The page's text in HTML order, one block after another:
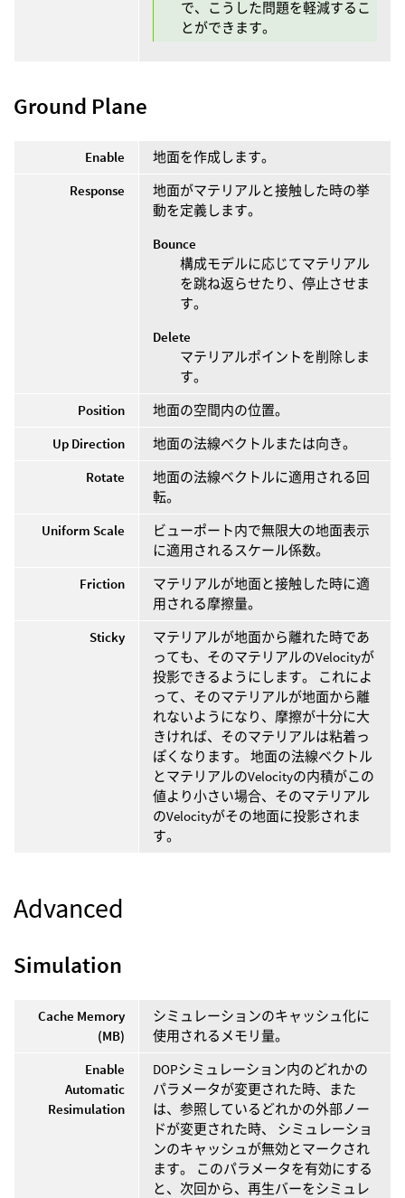
で、こうした問題を軽減するこ
とができます。
Ground Plane
Enable
地面を作成します。
Response
地面がマテリアルと接触した時の挙
動を定義します。
Bounce
構成モデルに応じてマテリアル
を跳ね返らせたり、停止させま
す。
Delete
マテリアルポイントを削除しま
す。
Position
地面の空間内の位置。
Up Direction
地面の法線ベクトルまたは向き。
Rotate
地面の法線ベクトルに適用される回
転。
Uniform Scale
ビューポート内で無限大の地面表示
に適用されるスケール係数。
Friction
マテリアルが地面と接触した時に適
用される摩擦量。
Sticky
マテリアルが地面から離れた時であ
っても、そのマテリアルのVelocityが
投影できるようにします。 これによ
って、そのマテリアルが地面から離
れないようになり、摩擦が十分に大
きければ、そのマテリアルは粘着っ
ぽくなります。 地面の法線ベクトル
とマテリアルのVelocityの内積がこの
値より小さい場合、そのマテリアル
のVelocityがその地面に投影されま
す。
Advanced
Simulation
Cache Memory
(MB)
シミュレーションのキャッシュ化に
使用されるメモリ量。
Enable
Automatic
Resimulation
DOPシミュレーション内のどれかの
パラメータが変更された時、また
は、参照しているどれかの外部ノー
ドが変更された時、 シミュレーショ
ンのキャッシュが無効とマークされ
ます。 このパラメータを有効にする
と、次回から、再生バーをシミュレ